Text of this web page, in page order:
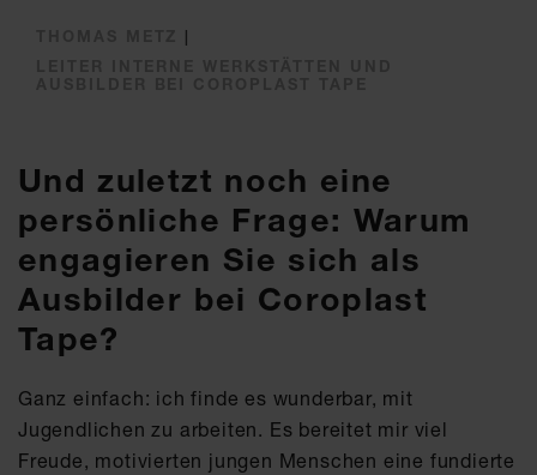
|
Und zuletzt noch eine
persönliche Frage: Warum
engagieren Sie sich als
Ausbilder bei Coroplast
Tape?
Ganz einfach: ich finde es wunderbar, mit
Jugendlichen zu arbeiten. Es bereitet mir viel
Freude, motivierten jungen Menschen eine fundierte